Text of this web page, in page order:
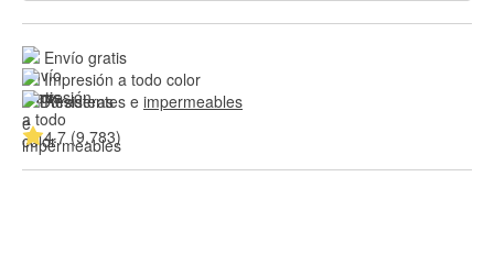
Envío gratis
Impresión a todo color
Resistentes e impermeables
4.7 (9,783)